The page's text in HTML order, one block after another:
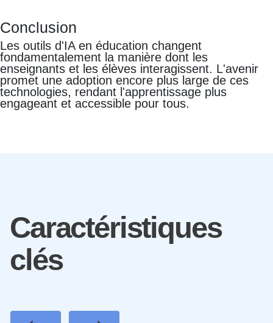
Conclusion
Les outils d'IA en éducation changent
fondamentalement la manière dont les
enseignants et les élèves interagissent. L'avenir
promet une adoption encore plus large de ces
technologies, rendant l'apprentissage plus
engageant et accessible pour tous.
Caractéristiques
clés